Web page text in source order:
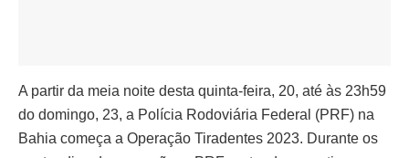
A partir da meia noite desta quinta-feira, 20, até às 23h59
do domingo, 23, a Polícia Rodoviária Federal (PRF) na
Bahia começa a Operação Tiradentes 2023. Durante os